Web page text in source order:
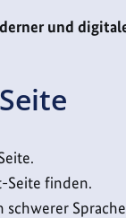
und
Seite finden.